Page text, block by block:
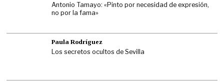
Antonio Tamayo: «Pinto por necesidad de expresión,
no por la fama»
Paula Rodríguez
Los secretos ocultos de Sevilla